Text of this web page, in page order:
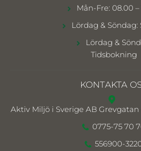
Mån-Fre: 08.00 –
Lördag & Söndag:
Lördag &
Tidsbokning
KONTAKTA
Aktiv Miljö i Sverige AB Grevgatan
0775-75 70
556900-